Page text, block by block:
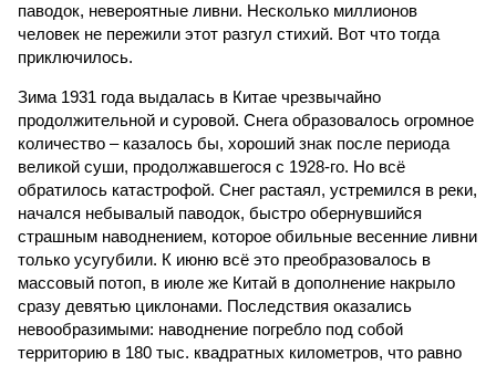
паводок, невероятные ливни. Несколько миллионов
человек не пережили этот разгул стихий. Вот что тогда
приключилось.
Зима 1931 года выдалась в Китае чрезвычайно
продолжительной и суровой. Снега образовалось огромное
количество – казалось бы, хороший знак после периода
великой суши, продолжавшегося с 1928-го. Но всё
обратилось катастрофой. Снег растаял, устремился в реки,
начался небывалый паводок, быстро обернувшийся
страшным наводнением, которое обильные весенние ливни
только усугубили. К июню всё это преобразовалось в
массовый потоп, в июле же Китай в дополнение накрыло
сразу девятью циклонами. Последствия оказались
невообразимыми: наводнение погребло под собой
территорию в 180 тыс. квадратных километров, что равно